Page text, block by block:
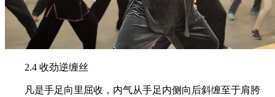
2.4 收劲逆缠丝
凡是手足向里屈收，内气从手足内侧向后斜缠至于肩胯